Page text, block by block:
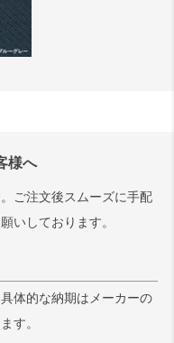
様へ
ご注文後スムーズに手配
いしております。
体的な納期はメーカーの
す。